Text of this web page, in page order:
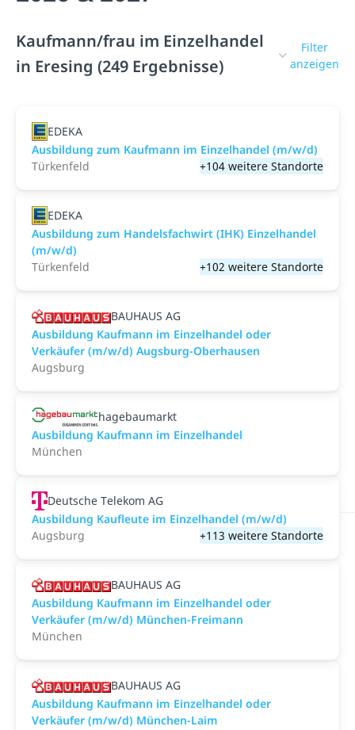
Kaufmann/frau im Einzelhandel
in Eresing (249 Ergebnisse)
Filter
anzeigen
EDEKA
Ausbildung zum Kaufmann im Einzelhandel (m/w/d)
Türkenfeld
+104 weitere Standorte
EDEKA
Ausbildung zum Handelsfachwirt (IHK) Einzelhandel
(m/w/d)
Türkenfeld
+102 weitere Standorte
BAUHAUS AG
Ausbildung Kaufmann im Einzelhandel oder
Verkäufer (m/w/d) Augsburg-Oberhausen
Augsburg
hagebaumarkt
Ausbildung Kaufmann im Einzelhandel
München
Deutsche Telekom AG
Ausbildung Kaufleute im Einzelhandel (m/w/d)
Augsburg
+113 weitere Standorte
BAUHAUS AG
Ausbildung Kaufmann im Einzelhandel oder
Verkäufer (m/w/d) München-Freimann
München
BAUHAUS AG
Ausbildung Kaufmann im Einzelhandel oder
Verkäufer (m/w/d) München-Laim